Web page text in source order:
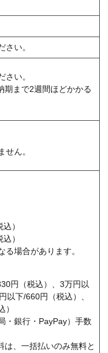
さい。
さい。
期まで2週間ほどかかる
せん。
）
）
る場合があります。
円（税込）、3万円以
以下/660円（税込）、
・銀行・PayPay）手数
は、一括払いのみ無料と